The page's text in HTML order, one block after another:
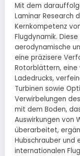
Mit dem
Laminar Research
Kernkompetenz
Flugdynamik.
aerodynamische
eine präzisere
Rotorblättern, eine
Ladedrucks,
Turbinen sowie
Verwirbelungen
mit dem Boden,
Auswirkungen von
überarbeitet,
Hubschrauber und
internationalen